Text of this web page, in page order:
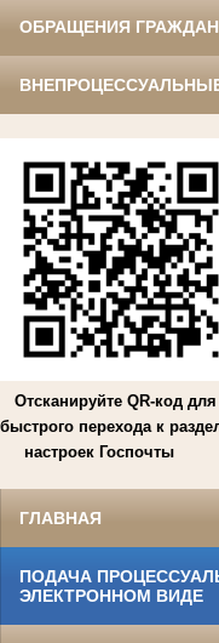
ОБРАЩЕНИЯ ГРАЖДАН
Отсканируйте QR-код для
быстрого перехода к
настроек Госпочты
ГЛАВНАЯ
ПОДАЧА
ЭЛЕКТРОННОМ ВИДЕ